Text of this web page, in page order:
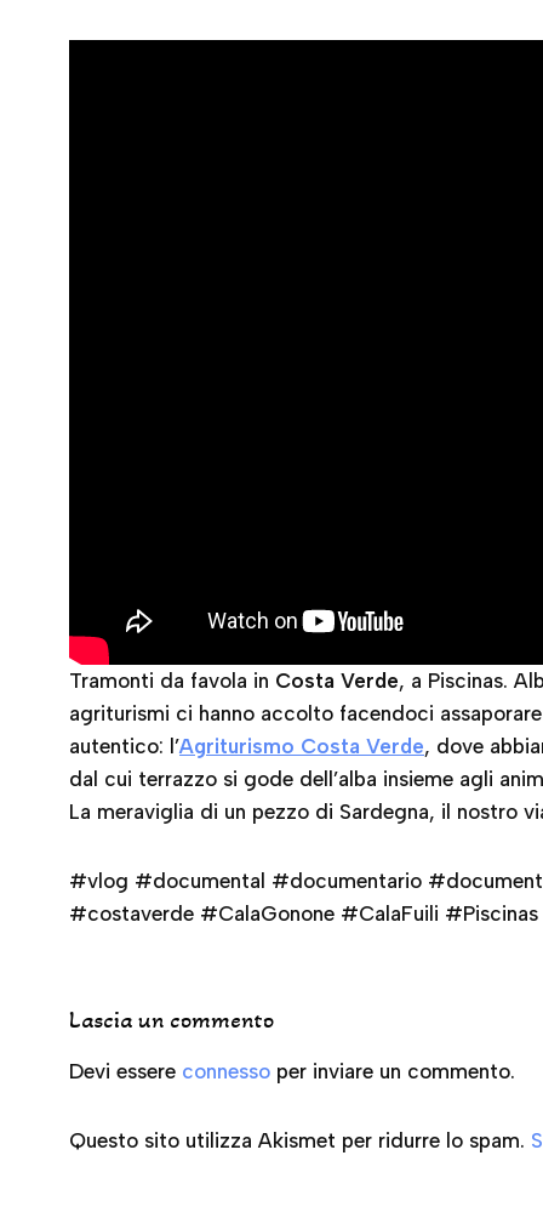
Tramonti da favola in Costa Verde, a Piscinas.
agriturismi ci hanno accolto facendoci
autentico: l’Agriturismo Costa Verde, dove
dal cui terrazzo si gode dell’alba insieme agli
La meraviglia di un pezzo di Sardegna, il nostro
#vlog #documental #documentario
#costaverde #CalaGonone #CalaFuili #Piscinas
Lascia un commento
Devi essere connesso per inviare un commento.
Questo sito utilizza Akismet per ridurre lo spam.